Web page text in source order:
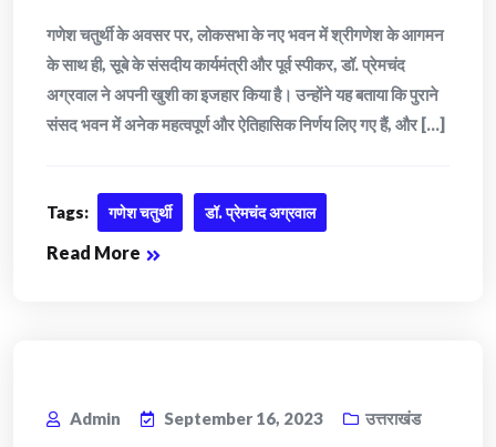
गणेश चतुर्थी के अवसर पर, लोकसभा के नए भवन में श्रीगणेश के आगमन
के साथ ही, सूबे के संसदीय कार्यमंत्री और पूर्व स्पीकर, डॉ. प्रेमचंद
अग्रवाल ने अपनी खुशी का इजहार किया है। उन्होंने यह बताया कि पुराने
संसद भवन में अनेक महत्वपूर्ण और ऐतिहासिक निर्णय लिए गए हैं, और [...]
Tags: गणेश चतुर्थी डॉ. प्रेमचंद अग्रवाल
Read More
Admin September 16, 2023 उत्तराखंड